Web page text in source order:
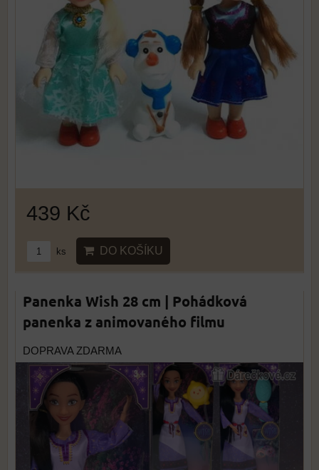
439 Kč
ks DO KOŠÍKU
Panenka Wish 28 cm | Pohádková
panenka z animovaného filmu
DOPRAVA ZDARMA